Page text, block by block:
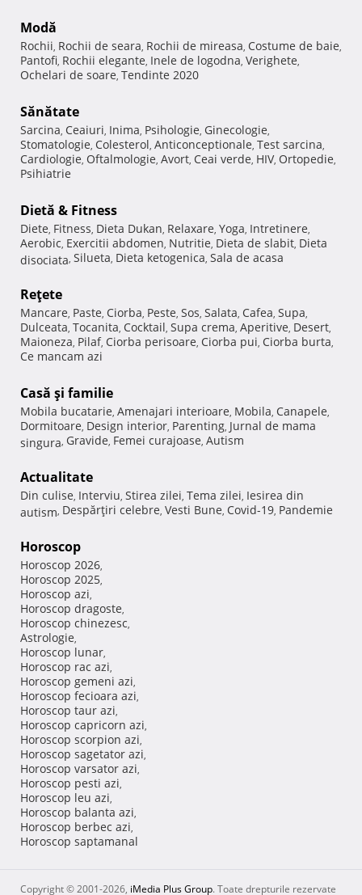
Modă
Rochii, Rochii de seara, Rochii de mireasa, Costume de baie,
Pantofi, Rochii elegante, Inele de logodna, Verighete,
Ochelari de soare, Tendinte 2020
Sănătate
Sarcina, Ceaiuri, Inima, Psihologie, Ginecologie,
Stomatologie, Colesterol, Anticonceptionale, Test sarcina,
Cardiologie, Oftalmologie, Avort, Ceai verde, HIV, Ortopedie,
Psihiatrie
Dietă & Fitness
Diete, Fitness, Dieta Dukan, Relaxare, Yoga, Intretinere,
Aerobic, Exercitii abdomen, Nutritie, Dieta de slabit, Dieta
disociata, Silueta, Dieta ketogenica, Sala de acasa
Reţete
Mancare, Paste, Ciorba, Peste, Sos, Salata, Cafea, Supa,
Dulceata, Tocanita, Cocktail, Supa crema, Aperitive, Desert,
Maioneza, Pilaf, Ciorba perisoare, Ciorba pui, Ciorba burta,
Ce mancam azi
Casă şi familie
Mobila bucatarie, Amenajari interioare, Mobila, Canapele,
Dormitoare, Design interior, Parenting, Jurnal de mama
singura, Gravide, Femei curajoase, Autism
Actualitate
Din culise, Interviu, Stirea zilei, Tema zilei, Iesirea din
autism, Despărţiri celebre, Vesti Bune, Covid-19, Pandemie
Horoscop
Horoscop 2026,
Horoscop 2025,
Horoscop azi,
Horoscop dragoste,
Horoscop chinezesc,
Astrologie,
Horoscop lunar,
Horoscop rac azi,
Horoscop gemeni azi,
Horoscop fecioara azi,
Horoscop taur azi,
Horoscop capricorn azi,
Horoscop scorpion azi,
Horoscop sagetator azi,
Horoscop varsator azi,
Horoscop pesti azi,
Horoscop leu azi,
Horoscop balanta azi,
Horoscop berbec azi,
Horoscop saptamanal
Copyright © 2001-2026, iMedia Plus Group. Toate drepturile rezervate